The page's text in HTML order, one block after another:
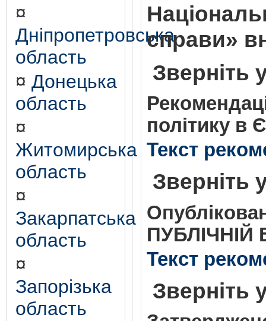
¤
Дніпропетровська
область
¤ Донецька
область
¤
Житомирська
область
¤
Закарпатська
область
¤
Запорізька
область
справи»
Зверніть
політику в
Текст
Зверніть
ПУБЛІЧНІЙ
Текст
Зверніть